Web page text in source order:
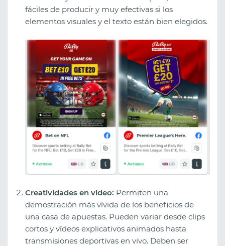
fáciles de producir y muy efectivas si los
elementos visuales y el texto están bien elegidos.
Creatividades en video: Permiten una
demostración más vívida de los beneficios de
una casa de apuestas. Pueden variar desde clips
cortos y vídeos explicativos animados hasta
transmisiones deportivas en vivo. Deben ser